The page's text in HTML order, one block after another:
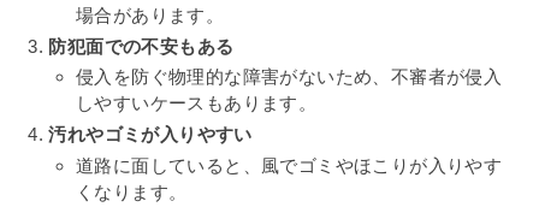
場合があります。
防犯面での不安もある
侵入を防ぐ物理的な障害がないため、不審者が侵入
しやすいケースもあります。
汚れやゴミが入りやすい
道路に面していると、風でゴミやほこりが入りやす
くなります。